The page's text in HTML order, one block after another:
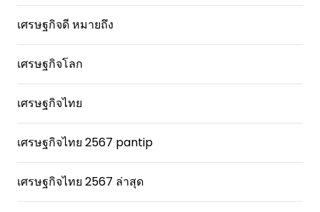
เศรษฐกิจดี หมายถึง
เศรษฐกิจโลก
เศรษฐกิจไทย
เศรษฐกิจไทย 2567 pantip
เศรษฐกิจไทย 2567 ล่าสุด